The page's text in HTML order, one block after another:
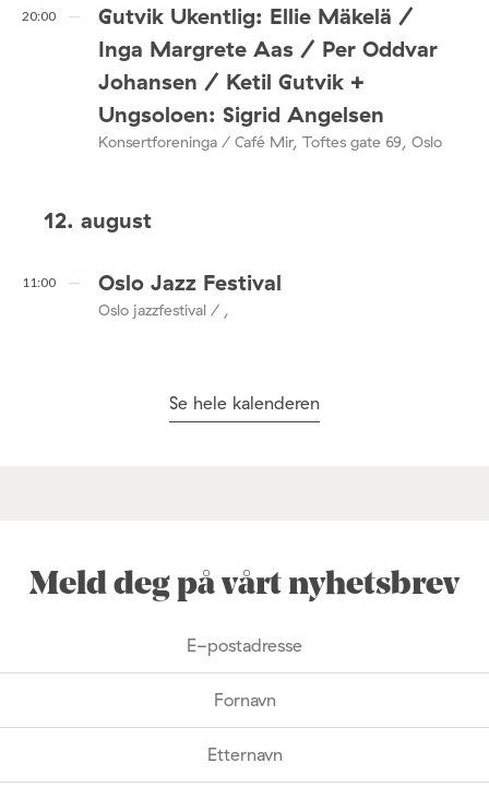
20:00
Gutvik Ukentlig: Ellie Mäkelä /
Inga Margrete Aas / Per Oddvar
Johansen / Ketil Gutvik +
Ungsoloen: Sigrid Angelsen
Konsertforeninga / Café Mir, Toftes gate 69, Oslo
12. august
11:00 Oslo Jazz Festival
Oslo jazzfestival / ,
Se hele kalenderen
Meld deg på vårt nyhetsbrev